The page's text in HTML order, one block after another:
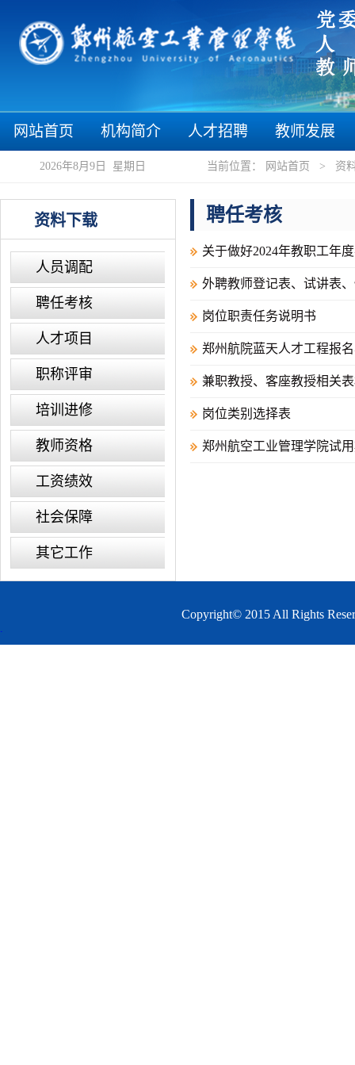
“郑”
网站首页 机构简介 人才招聘 教师发展
2026年8月9日 星期日 当前位置： 网站首页 > 资
资料下载
人员调配
聘任考核
人才项目
职称评审
培训进修
教师资格
工资绩效
社会保障
其它工作
聘任考核
关于做好2024年教职工年
外聘教师登记表、试讲表
岗位职责任务说明书
郑州航院蓝天人才工程报
兼职教授、客座教授相关
岗位类别选择表
郑州航空工业管理学院试
Copyright© 2015 All Rights
.